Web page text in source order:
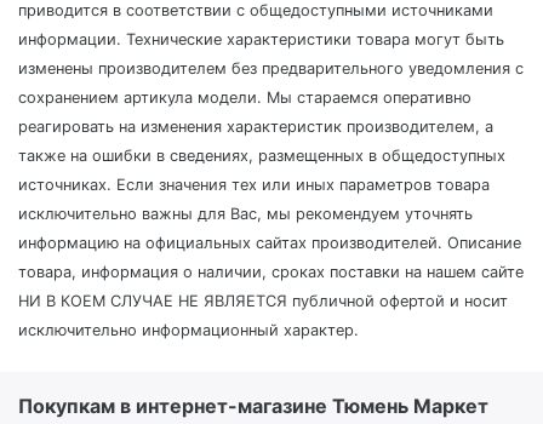
приводится в соответствии с общедоступными источниками
информации. Технические характеристики товара могут быть
изменены производителем без предварительного уведомления с
сохранением артикула модели. Мы стараемся оперативно
реагировать на изменения характеристик производителем, а
также на ошибки в сведениях, размещенных в общедоступных
источниках. Если значения тех или иных параметров товара
исключительно важны для Вас, мы рекомендуем уточнять
информацию на официальных сайтах производителей. Описание
товара, информация о наличии, сроках поставки на нашем сайте
НИ В КОЕМ СЛУЧАЕ НЕ ЯВЛЯЕТСЯ публичной офертой и носит
исключительно информационный характер.
Покупкам в интернет-магазине Тюмень Маркет